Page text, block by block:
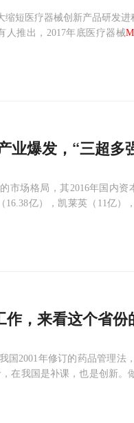
缩短医疗器械创新产品研发
人推出，2017年底医疗器械
业爆发，“三超多
市场格局，其2016年国内
亿），凯莱英（11亿）
作，来看这个省份
国2001年修订的药品管理法
在我国是补课，也是创新。